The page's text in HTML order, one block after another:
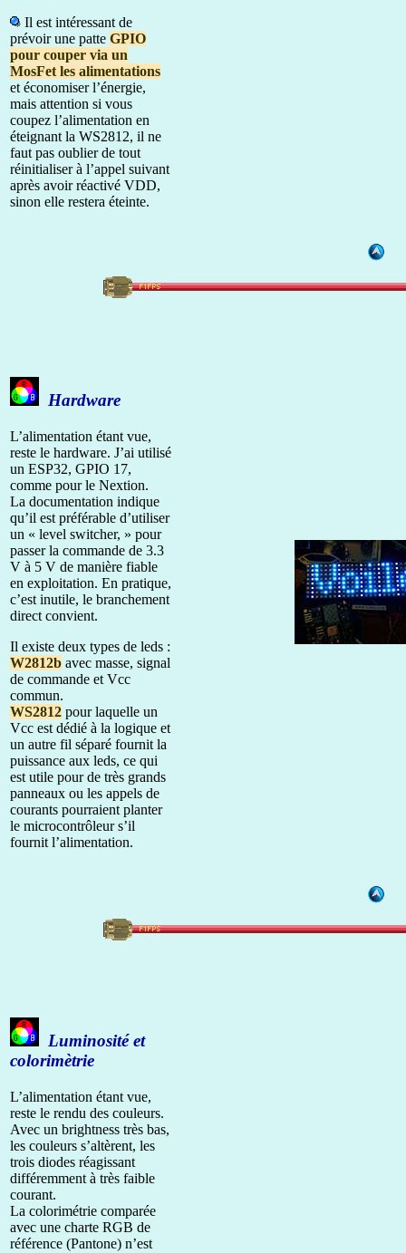
Il est intéressant de
prévoir une patte GPIO
pour couper via un
MosFet les alimentations
et économiser l’énergie,
mais attention si vous
coupez l’alimentation en
éteignant la WS2812, il ne
faut pas oublier de tout
réinitialiser à l’appel suivant
après avoir réactivé VDD,
sinon elle restera éteinte.
Hardware
L’alimentation étant vue,
reste le hardware. J’ai utilisé
un ESP32, GPIO 17,
comme pour le Nextion.
La documentation indique
qu’il est préférable d’utiliser
un « level switcher, » pour
passer la commande de 3.3
V à 5 V de manière fiable
en exploitation. En pratique,
c’est inutile, le branchement
direct convient.
Il existe deux types de leds :
W2812b avec masse, signal
de commande et Vcc
commun.
WS2812 pour laquelle un
Vcc est dédié à la logique et
un autre fil séparé fournit la
puissance aux leds, ce qui
est utile pour de très grands
panneaux ou les appels de
courants pourraient planter
le microcontrôleur s’il
fournit l’alimentation.
Luminosité et
colorimètrie
L’alimentation étant vue,
reste le rendu des couleurs.
Avec un brightness très bas,
les couleurs s’altèrent, les
trois diodes réagissant
différemment à très faible
courant.
La colorimétrie comparée
avec une charte RGB de
référence (Pantone) n’est